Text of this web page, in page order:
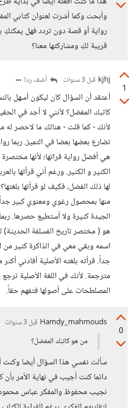
وأبحث وكما أشرت لعنوان كتابي
رواية أو قصة دون تردد فهل يمكنكِ
قريبة لكِ ومشاركتها معنا؟
1
kjhj قبل 3 سنوات أضف ردا
أعتقد أن السؤال كان ليكون أسهل
كاتبك المفضل؟ لأنني لا أجد في
لأنك - كما قلت - هنالك ما لاحصر له
تضارع بعضها بعضا في التميز. ربما
هي أفضل رواية قراتها؛ لأنها
الكثير و الكثير. ورغم أني قرأتها
لها ذلك الفضل، فكيف لو قرأتها
منها بمحصول رغوي ومعنوي كبير
الجيدة كثيرة ولا أستطيع حصرها.
هو ( مختصر تاريخ الفسلفة الحديثة)
اسمه وبقي معي في الذاكرة كثير من
جداً. قرأته بلغته الأصلية أفادني
مترجمة. لأنك في اللغة الأصلية
المصلطحات على أصولها فتفهم حقاً.
0
Hamdy_mahmouds قبل 3 سنوات
من هو كاتبك المفضل؟
سألت نفسي هذا السؤال أيضا وكنت
دائما كنت أجيب في نهاية الأمر بأن
نجيب محفوظ والمفكر عباس محمود